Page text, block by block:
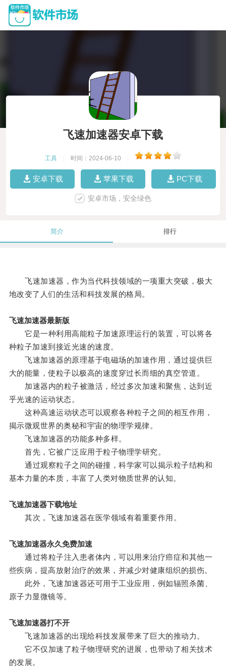
飞速加速器安卓下载
工具 时间：2024-06-10
安卓下载 苹果下载 PC下载
安卓市场，安全绿色
简介 排行
飞速加速器，作为当代科技领域的一项重大突破，极大
地改变了人们的生活和科技发展的格局。
飞速加速器最新版
它是一种利用高能粒子加速原理运行的装置，可以将各
种粒子加速到接近光速的速度。
飞速加速器的原理基于电磁场的加速作用，通过提供巨
大的能量，使粒子以极高的速度穿过长而细的真空管道。
加速器内的粒子被激活，经过多次加速和聚焦，达到近
乎光速的运动状态。
这种高速运动状态可以观察各种粒子之间的相互作用，
揭示微观世界的奥秘和宇宙的物理学规律。
飞速加速器的功能多种多样。
首先，它被广泛应用于粒子物理学研究。
通过观察粒子之间的碰撞，科学家可以揭示粒子结构和
基本力量的本质，丰富了人类对物质世界的认知。
飞速加速器下载地址
其次，飞速加速器在医学领域有着重要作用。
飞速加速器永久免费加速
通过将粒子注入患者体内，可以用来治疗癌症和其他一
些疾病，提高放射治疗的效果，并减少对健康组织的损伤。
此外，飞速加速器还可用于工业应用，例如辐照杀菌、
原子力显微镜等。
飞速加速器打不开
飞速加速器的出现给科技发展带来了巨大的推动力。
它不仅加速了粒子物理研究的进展，也带动了相关技术
的发展。